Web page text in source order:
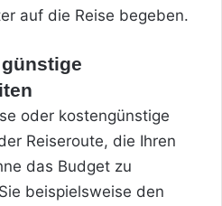
auf die Reise begeben.
oder kostengünstige
Reiseroute, die Ihren
das Budget zu
beispielsweise den